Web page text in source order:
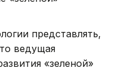
представлять,
ведущая
«зеленой»